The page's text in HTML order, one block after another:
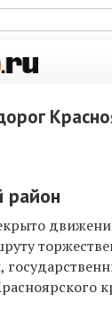
район